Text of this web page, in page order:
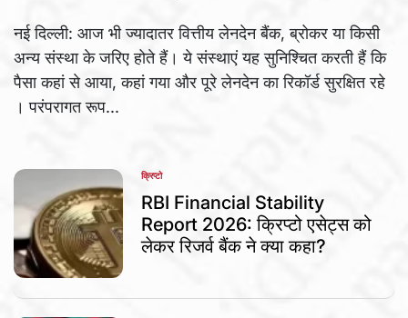
नई दिल्ली: आज भी ज्यादातर वित्तीय लेनदेन बैंक, ब्रोकर या किसी
अन्य संस्था के जरिए होते हैं। ये संस्थाएं यह सुनिश्चित करती हैं कि
पैसा कहां से आया, कहां गया और पूरे लेनदेन का रिकॉर्ड सुरक्षित रहे
। परंपरागत रूप...
POSTED
IN
क्रिप्टो
RBI Financial Stability
Report 2026: क्रिप्टो एसेट्स को
लेकर रिजर्व बैंक ने क्या कहा?